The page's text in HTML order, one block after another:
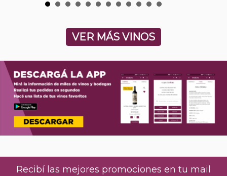
VER MÁS VINOS
Recibí las mejores promociones en tu mail